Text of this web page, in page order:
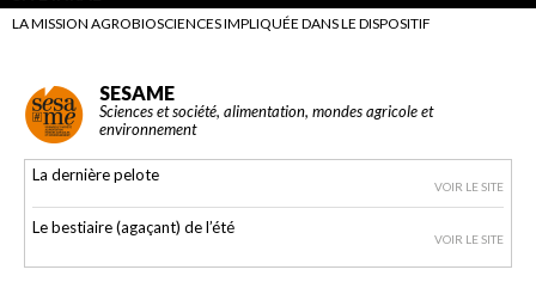
LA MISSION AGROBIOSCIENCES IMPLIQUÉE DANS LE DISPOSITIF
SESAME
Sciences et société, alimentation, mondes agricole et
environnement
La dernière pelote
VOIR LE SITE
Le bestiaire (agaçant) de l’été
VOIR LE SITE